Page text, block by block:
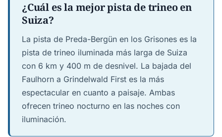
¿Cuál es la mejor pista de trineo en
Suiza?
La pista de Preda-Bergün en los Grisones es la
pista de trineo iluminada más larga de Suiza
con 6 km y 400 m de desnivel. La bajada del
Faulhorn a Grindelwald First es la más
espectacular en cuanto a paisaje. Ambas
ofrecen trineo nocturno en las noches con
iluminación.